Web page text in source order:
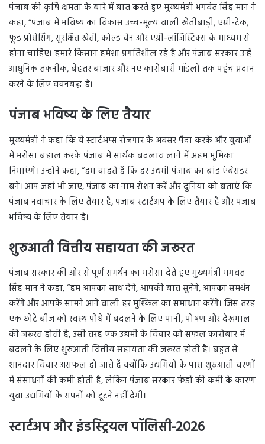
पंजाब की कृषि क्षमता के बारे में बात करते हुए मुख्यमंत्री भगवंत सिंह मान ने
कहा, “पंजाब में भविष्य का विकास उच्च-मूल्य वाली खेतीबाड़ी, एग्री-टेक,
फूड प्रोसेसिंग, सुरक्षित खेती, कोल्ड चेन और एग्री-लॉजिस्टिक्स के माध्यम से
होना चाहिए। हमारे किसान हमेशा प्रगतिशील रहे हैं और पंजाब सरकार उन्हें
आधुनिक तकनीक, बेहतर बाजार और नए कारोबारी मॉडलों तक पहुंच प्रदान
करने के लिए वचनबद्ध है।
पंजाब भविष्य के लिए तैयार
मुख्यमंत्री ने कहा कि ये स्टार्टअप्स रोजगार के अवसर पैदा करके और युवाओं
में भरोसा बहाल करके पंजाब में सार्थक बदलाव लाने में अहम भूमिका
निभाएंगे। उन्होंने कहा, “हम चाहते हैं कि हर उद्यमी पंजाब का ब्रांड एंबेसडर
बने। आप जहां भी जाएं, पंजाब का नाम रोशन करें और दुनिया को बताएं कि
पंजाब नवाचार के लिए तैयार है, पंजाब स्टार्टअप के लिए तैयार है और पंजाब
भविष्य के लिए तैयार है।
शुरुआती वित्तीय सहायता की जरूरत
पंजाब सरकार की ओर से पूर्ण समर्थन का भरोसा देते हुए मुख्यमंत्री भगवंत
सिंह मान ने कहा, “हम आपका साथ देंगे, आपकी बात सुनेंगे, आपका समर्थन
करेंगे और आपके सामने आने वाली हर मुश्किल का समाधान करेंगे। जिस तरह
एक छोटे बीज को स्वस्थ पौधे में बदलने के लिए पानी, पोषण और देखभाल
की जरूरत होती है, उसी तरह एक उद्यमी के विचार को सफल कारोबार में
बदलने के लिए शुरुआती वित्तीय सहायता की जरूरत होती है। बहुत से
शानदार विचार असफल हो जाते हैं क्योंकि उद्यमियों के पास शुरुआती चरणों
में संसाधनों की कमी होती है, लेकिन पंजाब सरकार फंडों की कमी के कारण
युवा उद्यमियों के सपनों को टूटने नहीं देगी।
स्टार्टअप और इंडस्ट्रियल पॉलिसी-2026